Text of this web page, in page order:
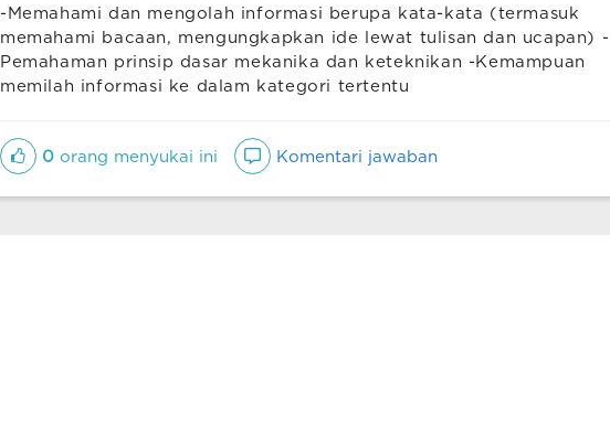
-Memahami dan mengolah informasi berupa kata-kata (termasuk
memahami bacaan, mengungkapkan ide lewat tulisan dan ucapan) -
Pemahaman prinsip dasar mekanika dan keteknikan -Kemampuan
memilah informasi ke dalam kategori tertentu
0 orang menyukai ini Komentari jawaban